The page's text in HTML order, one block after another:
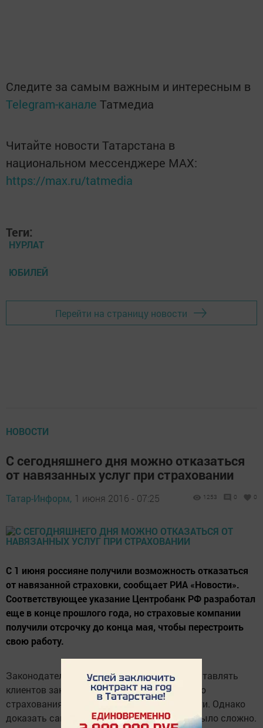
Следите за самым важным и интересным в
Telegram-канале Татмедиа
Читайте новости Татарстана в
национальном мессенджере MАХ:
https://max.ru/tatmedia
Теги:
НУРЛАТ
ЮБИЛЕЙ
Перейти на страницу новости
НОВОСТИ
С сегодняшнего дня можно отказаться
от навязанных услуг при страховании
Татар-Информ, 1 июня 2016 - 07:25 1253 0 0
С 1 июня россияне получили возможность отказаться
от навязанной страховки, сообщает РИА «Новости».
Соответствующее указание Центробанк РФ разработал
еще в конце прошлого года, но страховые компании
получили отсрочку до конца мая, чтобы перестроить
свою работу.
Законодательство и раньше запрещало заставлять
клиентов заключать договор добровольного
страхования для оказания какой-либо услуги. Однако
доказать сам факт принуждения к сделке было сложно.